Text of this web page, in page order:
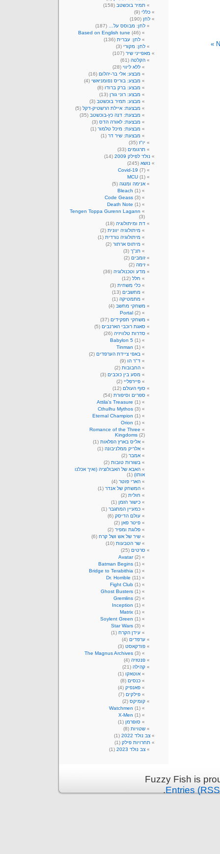
תמיר בוכשטב (158)
כללי (9)
לחן (190)
לחן: מבוסס על…
(187)
Based on English tune (46)
לחן: עברית (136)
לחן: מקורי (3)
מאפייני שיר (107)
הקלטה (61)
ללא ליווי (28)
מבצע: אלי בר-יהלום (16)
מבצע: בוריס נפומניאשי (4)
מבצע: ברק ברודו (8)
מבצע: רוני גורן (13)
מבצע: תמיר בוכשטב (3)
מבצעת: איילת הרשטיק-דקל (5)
מבצעת: דנה כץ-בוכשטב (35)
מבצעת: לאורה הדס (3)
מבצעת: מיכל טלמור (1)
מבצעת: שיר דר (1)
יו"ז (35)
תרגומים (33)
נולד לפילק 2009
(14)
נושא (245)
Covid-19 (7)
MCU (1)
אנימה ומנגה (5)
Bleach (1)
Code Geass (3)
Death Note (1)
Tengen Toppa Gurenn Lagann
(3)
דת ומיתולוגיה (18)
מיתולוגיה יוונית (2)
מיתולוגיה נורדית (1)
מיתוס ארתור (2)
תנ"ך (3)
זומבים (2)
זימה (2)
מדע וטכנולוגיה (36)
חלל (12)
כלי משחית (3)
מחשבים (13)
מתמטיקה (1)
משחקי מחשב (4)
Portal (2)
משחקי תפקידים (37)
סאגת רוכבי הארנבים (5)
סדרות טלוויזיה (26)
Babylon 5 (1)
Tinman (1)
באפי ציידת הערפדים (2)
ד"ר הו (9)
החבובות (2)
מסע בין כוכבים (3)
פיירפליי (2)
סוף העולם (12)
ספרים וסיפורת (54)
Attila's Treasure (1)
Cthulhu Mythos (3)
Eternal Champion (1)
Orion (1)
Romance of the Three
Kingdoms (2)
אליס בארץ הפלאות (1)
אלריק ממלניבונה (1)
אמבר (2)
בשורות טובות (2)
האבא של האבולוציה (ואיך אכלנו
אותו) (1)
הארי פוטר (4)
המשחק של אנדר (1)
חולית (2)
כישור הזמן (1)
כמעיין המתגבר (1)
עולם הדיסק (6)
פיטר פאן (2)
פלוגת ומפיר (2)
שיר של אש ושל קרח (6)
שר הטבעות (10)
סרטים (25)
Avatar(2)
Batman Begins (1)
Bridge to Terabithia (1)
Dr. Horrible (11)
Fight Club (1)
Ghost Busters (1)
Gremlins (2)
Inception (1)
Matrix (1)
Soylent Green (1)
Star Wars (3)
עידן הקרח (1)
ערפדים (4)
פודקאסט (3)
The Magnus Archives (3)
פנטזיה (4)
קהילה (21)
אוטאקו (1)
כנסים (8)
פאנפיק (4)
פילקים (7)
קומיקס (2)
Watchmen (1)
X-Men (1)
סופרמן (1)
שטויות (8)
צב נולד 2022
(1)
תחרויות פילק (1)
צב נולד 2023
(1)
Fuzzy Fish is
Entries
.